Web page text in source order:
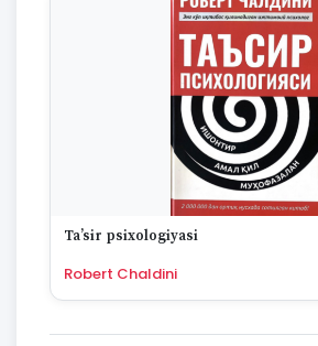
Taʼsir psixologiyasi
Robert Chaldini